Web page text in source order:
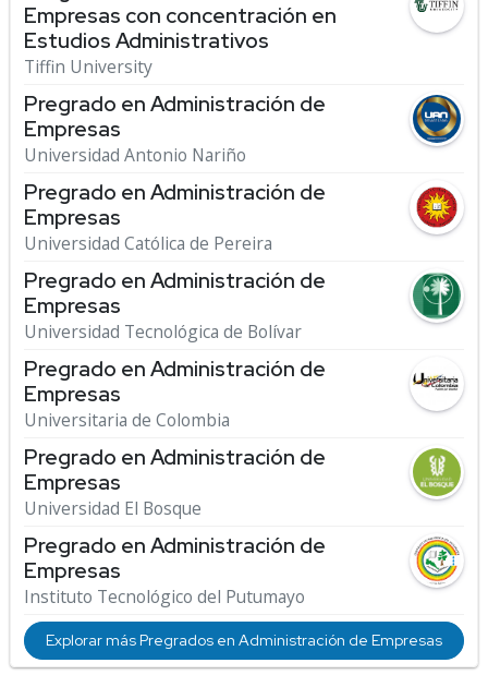
Empresas con concentración en
Estudios Administrativos
Tiffin University
Pregrado en Administración de
Empresas
Universidad Antonio Nariño
Pregrado en Administración de
Empresas
Universidad Católica de Pereira
Pregrado en Administración de
Empresas
Universidad Tecnológica de Bolívar
Pregrado en Administración de
Empresas
Universitaria de Colombia
Pregrado en Administración de
Empresas
Universidad El Bosque
Pregrado en Administración de
Empresas
Instituto Tecnológico del Putumayo
Explorar más Pregrados en Administración de Empresas